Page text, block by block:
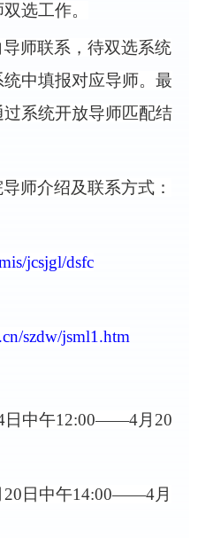
选工作。
师联系，待双选系统
中填报对应导师。最
系统开放导师匹配结
师介绍及联系方式：
jcsjgl/dsfc
szdw/jsml1.htm
日中午12:00——4月20
20 日中午14:00——4月